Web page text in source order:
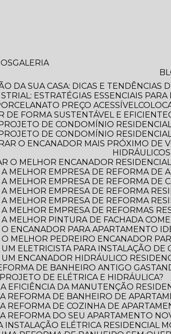
GALERIA
DA SUA CASA: DICAS E
ESTRATÉGIAS ESSENCIAIS
PREÇO ACESSÍVEL
DE FORMA SUSTENTÁVEL E EFICIENTE
DE CONDOMÍNIO
DE CONDOMÍNIO
O MELHOR ENCANADOR
A MELHOR EMPRESA DE REFORMA DE
A MELHOR EMPRESA DE REFORMA DE
A MELHOR EMPRESA DE REFORMA
A MELHOR EMPRESA DE REFORMA
A MELHOR EMPRESA DE REFORMAS
A MELHOR PINTURA DE FACHADA
O ENCANADOR PARA APARTAMENTO
O MELHOR PEDREIRO ENCANADOR
UM ELETRICISTA PARA INSTALAÇÃO
UM ENCANADOR HIDRÁULICO
DE BANHEIRO ANTIGO
DE ELÉTRICA E HIDRÁULICA?
A EFICIÊNCIA DA MANUTENÇÃO
A REFORMA DE BANHEIRO DE
A REFORMA DE COZINHA DE
A REFORMA DO SEU APARTAMENTO
INSTALAÇÃO ELÉTRICA RESIDENCIAL